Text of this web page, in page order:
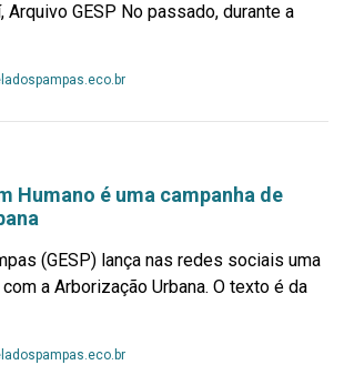
GESP No passado, durante a
Leia
Humano é uma campanha de
(GESP) lança nas redes sociais uma
a Arborização Urbana. O texto é da
Leia